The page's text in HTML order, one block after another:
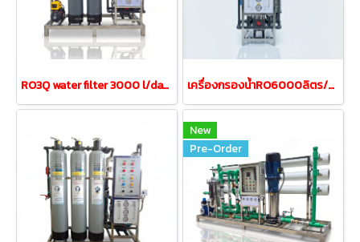
RO3Q water filter 3000 l/day capacity model RO3QFRP8-2MP เครื่องกรองน้ำRO6000ลิตร/วัน 6Q/วันเฟรมสแตนเลส
New
Pre-Order